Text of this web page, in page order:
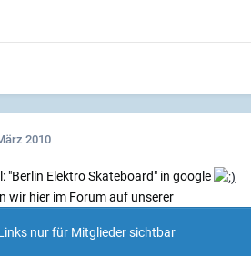
2010
"Berlin Elektro Skateboard" in google
wir hier im Forum auf unserer
nur für Mitglieder sichtbar